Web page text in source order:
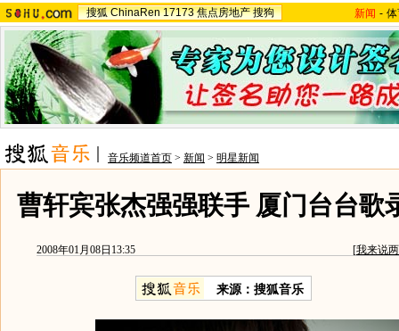
搜狐 ChinaRen 17173 焦点房地产 搜狗 新闻 -
音乐频道首页 > 新闻 > 明星新闻
曹轩宾张杰强强联手 厦门台台歌
2008年01月08日13:35 [我来说
来源：搜狐音乐